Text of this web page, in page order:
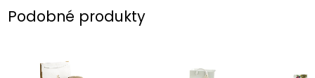
Podobné produkty